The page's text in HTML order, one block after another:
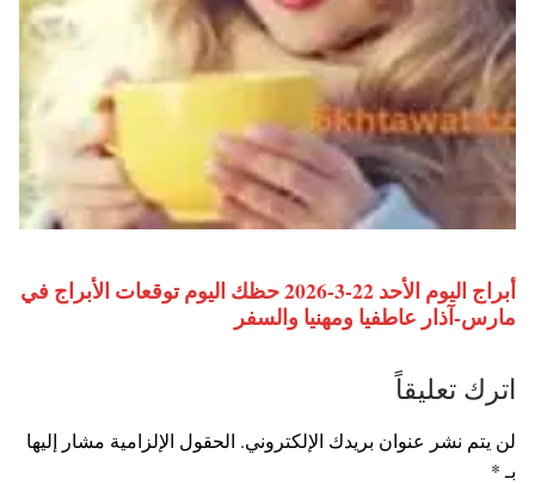
أبراج اليوم الأحد 22-3-2026 حظك اليوم توقعات الأبراج في
مارس-آذار عاطفيا ومهنيا والسفر
اترك تعليقاً
لن يتم نشر عنوان بريدك الإلكتروني. الحقول الإلزامية مشار إليها
بـ*